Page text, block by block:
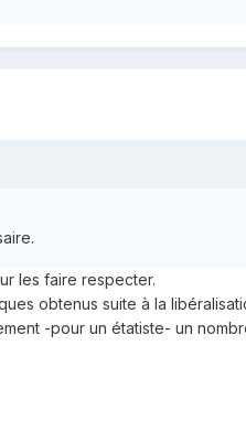
les faire respecter.
obtenus suite à la
-pour un étatiste- un